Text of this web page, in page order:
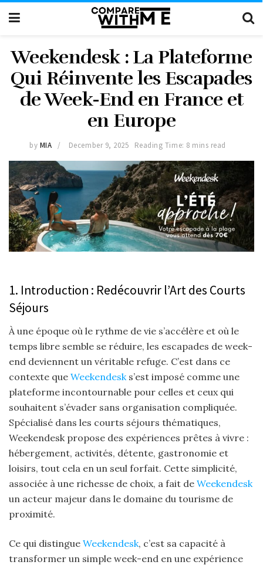
Weekendesk : La Plateforme
Qui Réinvente les Escapades
de Week-End en France et
en Europe
by MIA December 9, 2025 Reading Time: 8 mins read
1. Introduction : Redécouvrir l’Art des Courts
Séjours
À une époque où le rythme de vie s’accélère et où le
temps libre semble se réduire, les escapades de week-
end deviennent un véritable refuge. C’est dans ce
contexte que Weekendesk s’est imposé comme une
plateforme incontournable pour celles et ceux qui
souhaitent s’évader sans organisation compliquée.
Spécialisé dans les courts séjours thématiques,
Weekendesk propose des expériences prêtes à vivre :
hébergement, activités, détente, gastronomie et
loisirs, tout cela en un seul forfait. Cette simplicité,
associée à une richesse de choix, a fait de Weekendesk
un acteur majeur dans le domaine du tourisme de
proximité.
Ce qui distingue Weekendesk, c’est sa capacité à
transformer un simple week-end en une expérience